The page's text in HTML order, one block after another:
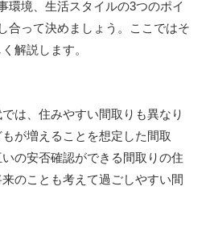
環境、生活スタイルの3つのポイ
合って決めましょう。ここではそ
解説します。
は、住みやすい間取りも異なり
が増えることを想定した間取
の安否確認ができる間取りの住
のことも考えて過ごしやすい間